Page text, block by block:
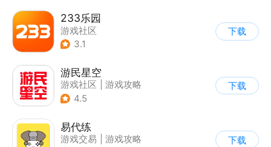
233乐园
游戏社区
3.1
下载
游民星空
游戏社区
游戏攻略
4.5
下载
易代练
游戏交易
游戏攻略
下载